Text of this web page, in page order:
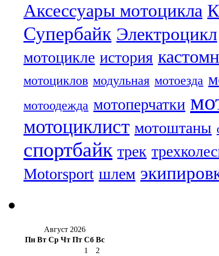
Аксессуары мотоцикла
Супербайк Электроцикл
мотоцикле история
мотоциклов модульная мотоезда
мотоодежда мотоперчатки
мотоциклист мотоштаны
спортбайк трек
Motorsport шлем
Август 2026
Пн Вт Ср Чт Пт Сб Вс
1
2